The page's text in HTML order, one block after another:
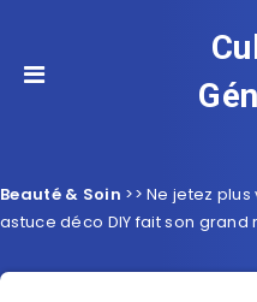
Beauté & Soin >>Ne jetez
astuce déco DIY fait son grand